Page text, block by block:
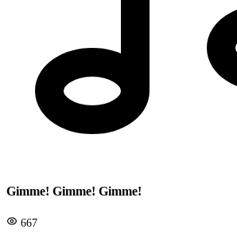
Gimme! Gimme! Gimme!
667